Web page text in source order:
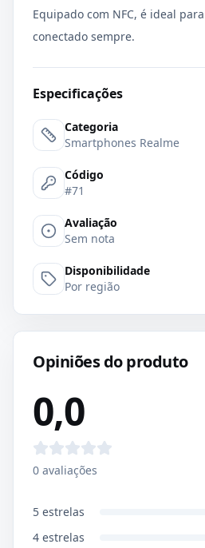
Equipado com NFC, é ideal
conectado sempre.
Especificações
Categoria
Smartphones Realme
Código
#71
Avaliação
Sem nota
Disponibilidade
Por região
Opiniões do produto
0,0
0 avaliações
5 estrelas
4 estrelas